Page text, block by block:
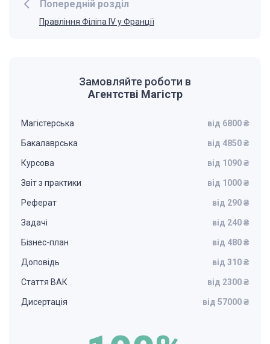
Попередній розділ
Правління Філіпа IV у Франції
Замовляйте роботи в
Агентстві Магістр
Магістерська від 6800 ₴
Бакалаврська від 4850 ₴
Курсова від 1090 ₴
Звіт з практики від 1000 ₴
Реферат від 290 ₴
Задачі від 240 ₴
Бізнес-план від 480 ₴
Доповідь від 310 ₴
Стаття ВАК від 2300 ₴
Дисертація від 57000 ₴